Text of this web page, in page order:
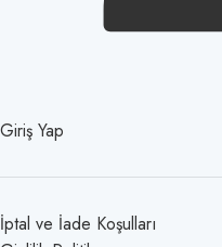
Giriş Yap
İptal ve İade Koşulları